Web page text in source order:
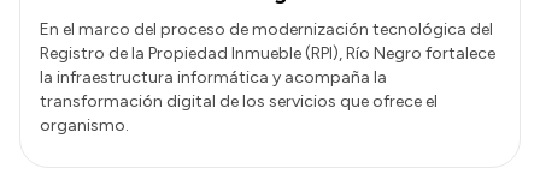
En el marco del proceso de modernización tecnológica del
Registro de la Propiedad Inmueble (RPI), Río Negro fortalece
la infraestructura informática y acompaña la
transformación digital de los servicios que ofrece el
organismo.